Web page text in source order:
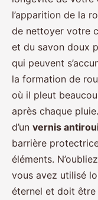
l’apparition de la
de nettoyer votre
et du savon doux
qui peuvent
la formation de
où il pleut
après chaque
d’un vernis
barrière
éléments.
vous avez utilisé
éternel et doit être